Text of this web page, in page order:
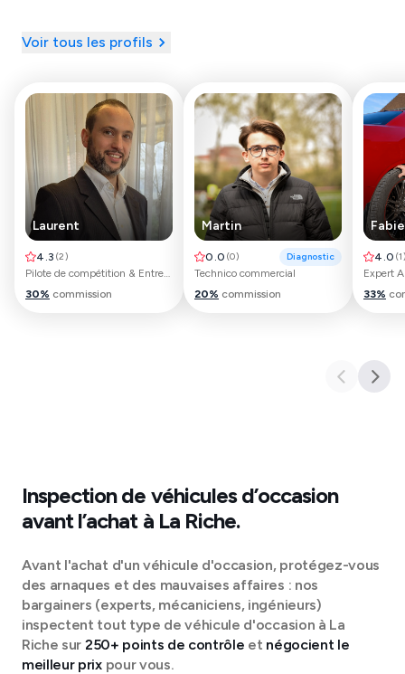
Voir tous les profils
Laurent
4.3 (2)
Pilote de compétition & Entrepreneur
30% commission
Martin
0.0 (0) Diagnostic
Technico commercial
20% commission
4.0 (1
Expert
33%
Inspection de véhicules d’occasion
avant l’achat à La Riche.
Avant l'achat d'un véhicule d'occasion, protégez-vous
des arnaques et des mauvaises affaires : nos
bargainers (experts, mécaniciens, ingénieurs)
inspectent tout type de véhicule d'occasion à La
Riche sur 250+ points de contrôle et négocient le
meilleur prixpour vous.